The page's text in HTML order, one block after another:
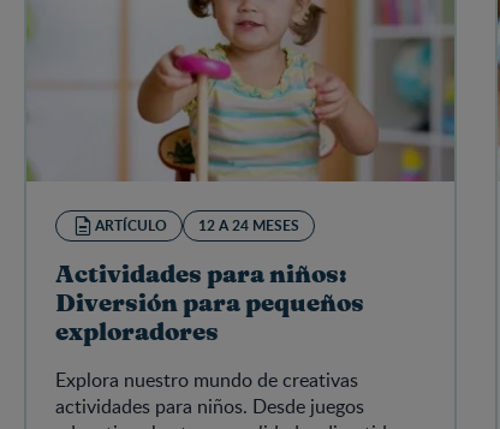
ARTÍCULO 12 A 24 MESES
Actividades para niños:
Diversión para pequeños
exploradores
Explora nuestro mundo de creativas
actividades para niños. Desde juegos